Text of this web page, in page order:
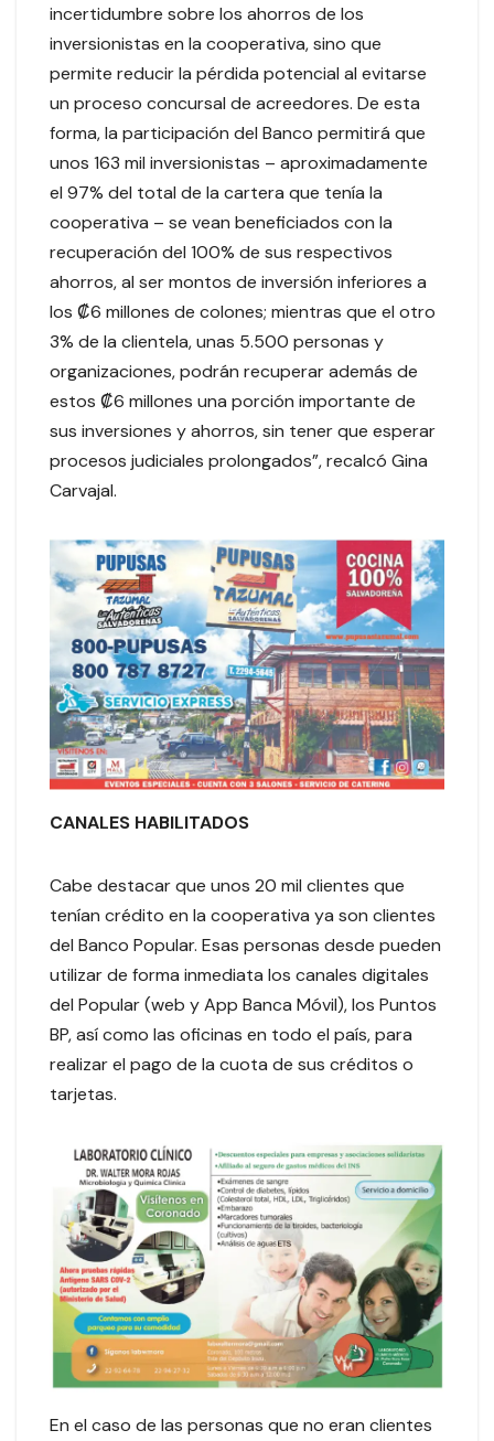
incertidumbre sobre los ahorros de los
inversionistas en la cooperativa, sino que
permite reducir la pérdida potencial al evitarse
un proceso concursal de acreedores. De esta
forma, la participación del Banco permitirá que
unos 163 mil inversionistas – aproximadamente
el 97% del total de la cartera que tenía la
cooperativa – se vean beneficiados con la
recuperación del 100% de sus respectivos
ahorros, al ser montos de inversión inferiores a
los ₡6 millones de colones; mientras que el otro
3% de la clientela, unas 5.500 personas y
organizaciones, podrán recuperar además de
estos ₡6 millones una porción importante de
sus inversiones y ahorros, sin tener que esperar
procesos judiciales prolongados”, recalcó Gina
Carvajal.
CANALES HABILITADOS
Cabe destacar que unos 20 mil clientes que
tenían crédito en la cooperativa ya son clientes
del Banco Popular. Esas personas desde pueden
utilizar de forma inmediata los canales digitales
del Popular (web y App Banca Móvil), los Puntos
BP, así como las oficinas en todo el país, para
realizar el pago de la cuota de sus créditos o
tarjetas.
En el caso de las personas que no eran clientes